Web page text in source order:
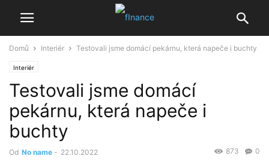
Domů Interiér Testovali jsme domácí pekárnu, která napeče i buchty
Interiér
Testovali jsme domácí
pekárnu, která napeče i
buchty
Od No name - 22.10.2022 0
873